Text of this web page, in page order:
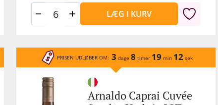
LÆG I KURV
PRISEN UDLØBER OM: 3 dage 8 timer 19 min 12 sek
Arnaldo Caprai Cuvée